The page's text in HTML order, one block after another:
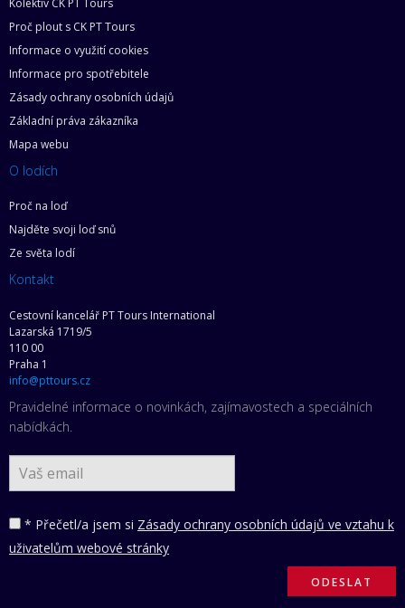
Kolektiv CK PT Tours
Proč plout s CK PT Tours
Informace o využití cookies
Informace pro spotřebitele
Zásady ochrany osobních údajů
Základní práva zákazníka
Mapa webu
O lodích
Proč na loď
Najděte svoji loď snů
Ze světa lodí
Kontakt
Cestovní kancelář PT Tours International
Lazarská 1719/5
110 00
Praha 1
info@pttours.cz
Pravidelné informace o novinkách, zajímavostech a speciálních
nabídkách.
* Přečetl/a jsem si Zásady ochrany osobních údajů ve vztahu k
uživatelům webové stránky